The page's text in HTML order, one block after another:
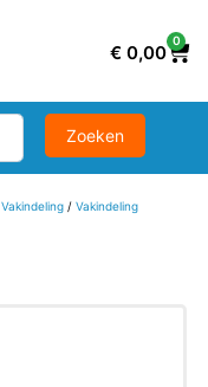
€ 0,00
0
Vakindeling/ Vakindeling